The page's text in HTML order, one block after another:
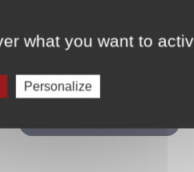
la négociation du
son risque de voir
permettent de garantir le
décourage les concurrents.
what you want to
Personalize